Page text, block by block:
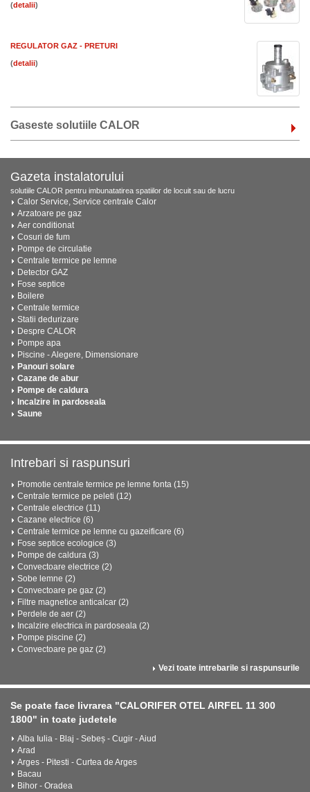
( )
REGULATOR GAZ - PRETURI
( )
Gaseste solutiile CALOR
Gazeta instalatorului
solutiile CALOR pentru imbunatatirea spatiilor de locuit sau de lucru
Calor Service, Service centrale Calor
Arzatoare pe gaz
Aer conditionat
Cosuri de fum
Pompe de circulatie
Centrale termice pe lemne
Detector GAZ
Fose septice
Boilere
Centrale termice
Statii dedurizare
Despre CALOR
Pompe apa
Piscine - Alegere, Dimensionare
Panouri solare
Cazane de abur
Pompe de caldura
Incalzire in pardoseala
Saune
Intrebari si raspunsuri
Promotie centrale termice pe lemne fonta (15)
Centrale termice pe peleti (12)
Centrale electrice (11)
Cazane electrice (6)
Centrale termice pe lemne cu gazeificare (6)
Fose septice ecologice (3)
Pompe de caldura (3)
Convectoare electrice (2)
Sobe lemne (2)
Convectoare pe gaz (2)
Filtre magnetice anticalcar (2)
Perdele de aer (2)
Incalzire electrica in pardoseala (2)
Pompe piscine (2)
Convectoare pe gaz (2)
Vezi toate intrebarile si raspunsurile
Se poate face livrarea "CALORIFER OTEL AIRFEL 11 300
1800" in toate judetele
Alba Iulia - Blaj - Sebeș - Cugir - Aiud
Arad
Arges - Pitesti - Curtea de Arges
Bacau
Bihor - Oradea